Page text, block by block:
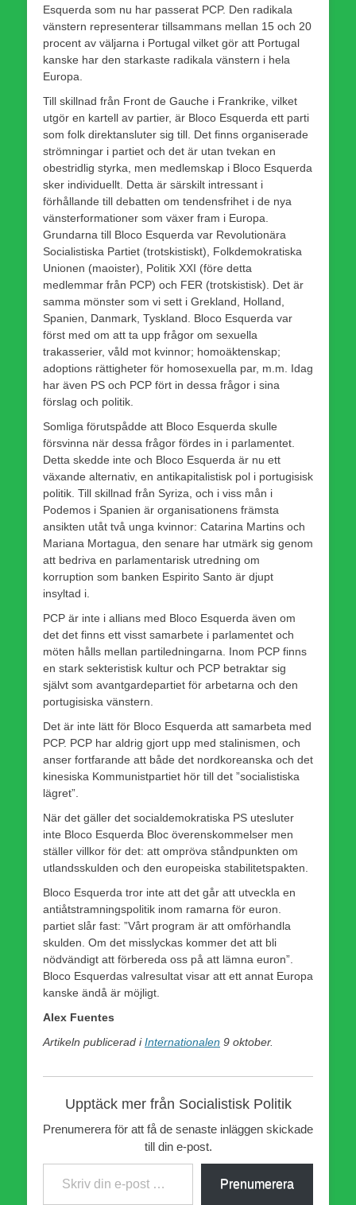
Esquerda som nu har passerat PCP. Den radikala
vänstern representerar tillsammans mellan 15 och 20
procent av väljarna i Portugal vilket gör att Portugal
kanske har den starkaste radikala vänstern i hela
Europa.
Till skillnad från Front de Gauche i Frankrike, vilket
utgör en kartell av partier, är Bloco Esquerda ett parti
som folk direktansluter sig till. Det finns organiserade
strömningar i partiet och det är utan tvekan en
obestridlig styrka, men medlemskap i Bloco Esquerda
sker individuellt. Detta är särskilt intressant i
förhållande till debatten om tendensfrihet i de nya
vänsterformationer som växer fram i Europa.
Grundarna till Bloco Esquerda var Revolutionära
Socialistiska Partiet (trotskistiskt), Folkdemokratiska
Unionen (maoister), Politik XXI (före detta
medlemmar från PCP) och FER (trotskistisk). Det är
samma mönster som vi sett i Grekland, Holland,
Spanien, Danmark, Tyskland. Bloco Esquerda var
först med om att ta upp frågor om sexuella
trakasserier, våld mot kvinnor; homoäktenskap;
adoptions rättigheter för homosexuella par, m.m. Idag
har även PS och PCP fört in dessa frågor i sina
förslag och politik.
Somliga förutspådde att Bloco Esquerda skulle
försvinna när dessa frågor fördes in i parlamentet.
Detta skedde inte och Bloco Esquerda är nu ett
växande alternativ, en antikapitalistisk pol i portugisisk
politik. Till skillnad från Syriza, och i viss mån i
Podemos i Spanien är organisationens främsta
ansikten utåt två unga kvinnor: Catarina Martins och
Mariana Mortagua, den senare har utmärk sig genom
att bedriva en parlamentarisk utredning om
korruption som banken Espirito Santo är djupt
insyltad i.
PCP är inte i allians med Bloco Esquerda även om
det det finns ett visst samarbete i parlamentet och
möten hålls mellan partiledningarna. Inom PCP finns
en stark sekteristisk kultur och PCP betraktar sig
självt som avantgardepartiet för arbetarna och den
portugisiska vänstern.
Det är inte lätt för Bloco Esquerda att samarbeta med
PCP. PCP har aldrig gjort upp med stalinismen, och
anser fortfarande att både det nordkoreanska och det
kinesiska Kommunistpartiet hör till det ”socialistiska
lägret”.
När det gäller det socialdemokratiska PS utesluter
inte Bloco Esquerda Bloc överenskommelser men
ställer villkor för det: att ompröva ståndpunkten om
utlandsskulden och den europeiska stabilitetspakten.
Bloco Esquerda tror inte att det går att utveckla en
antiåtstramningspolitik inom ramarna för euron.
partiet slår fast: ”Vårt program är att omförhandla
skulden. Om det misslyckas kommer det att bli
nödvändigt att förbereda oss på att lämna euron”.
Bloco Esquerdas valresultat visar att ett annat Europa
kanske ändå är möjligt.
Alex Fuentes
Artikeln publicerad iInternationalen 9 oktober.
Upptäck mer från Socialistisk Politik
Prenumerera för att få de senaste inläggen skickade
till din e-post.
Skriv din e-post …
Prenumerera